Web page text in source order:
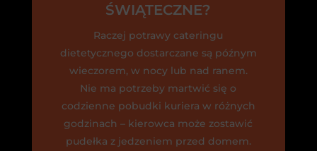
ŚWIĄTECZNE?
Raczej potrawy cateringu
dietetycznego dostarczane są późnym
wieczorem, w nocy lub nad ranem.
Nie ma potrzeby martwić się o
codzienne pobudki kuriera w różnych
godzinach – kierowca może zostawić
pudełka z jedzeniem przed domem.